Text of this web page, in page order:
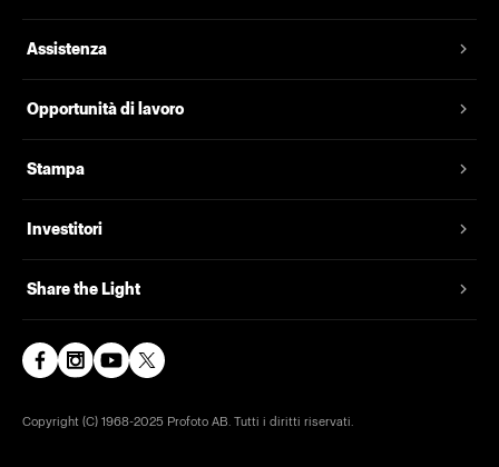
Assistenza
Opportunità di lavoro
Stampa
Investitori
Share the Light
Copyright (C) 1968-2025 Profoto AB. Tutti i diritti riservati.